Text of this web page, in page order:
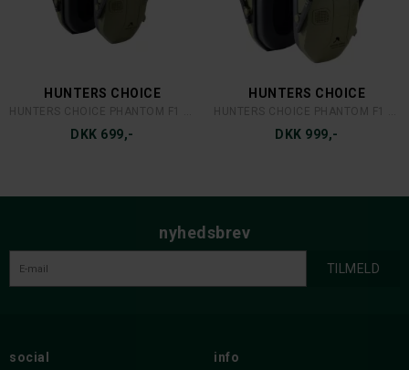
HUNTERS CHOICE
DKK 699,-
HUNTERS CHOICE
DKK 999,-
nyhedsbrev
social info